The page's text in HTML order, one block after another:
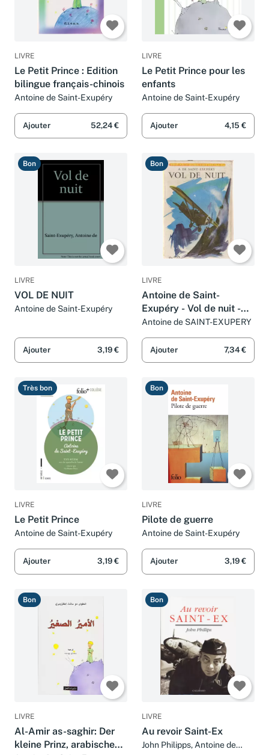
LIVRE
Le Petit Prince : Edition
bilingue français-chinois
Antoine de Saint-Exupéry
Ajouter 52,24 €
LIVRE
Le Petit Prince pour les
enfants
Antoine de Saint-Exupéry
Ajouter 4,15 €
Bon
LIVRE
VOL DE NUIT
Antoine de Saint-Exupéry
Ajouter 3,19 €
Bon
LIVRE
Antoine de Saint-
Exupéry - Vol de nuit -
Illustrations de Jean
Reschofsky - Préface
d'André Gide
Antoine de SAINT-EXUPERY
Ajouter 7,34 €
Très bon
LIVRE
Le Petit Prince
Antoine de Saint-Exupéry
Ajouter 3,19 €
Bon
LIVRE
Pilote de guerre
Antoine de Saint-Exupéry
Ajouter 3,19 €
Bon
LIVRE
Al-Amir as-saghir: Der
kleine Prinz, arabische
Bon
LIVRE
Au revoir Saint-Ex
John Philipps, Antoine de